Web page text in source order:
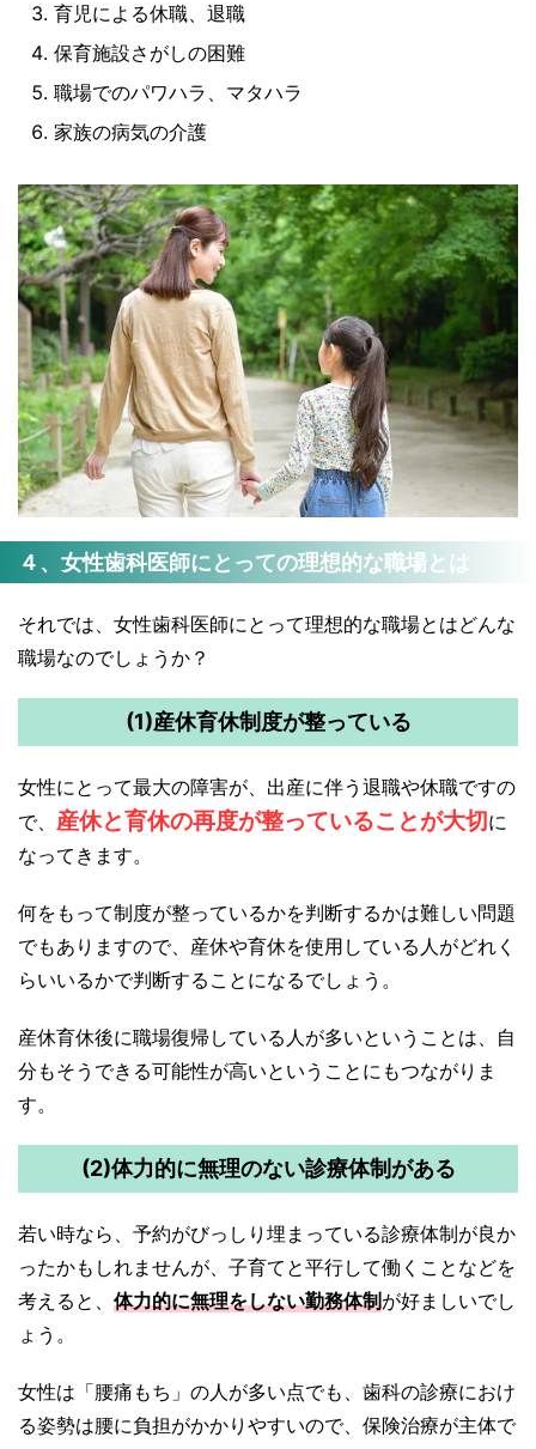
育児による休職、退職
保育施設さがしの困難
職場でのパワハラ、マタハラ
家族の病気の介護
４、女性歯科医師にとっての理想的な職場とは
それでは、女性歯科医師にとって理想的な職場とはどんな
職場なのでしょうか？
(1)産休育休制度が整っている
女性にとって最大の障害が、出産に伴う退職や休職ですの
で、 産休と育休の再度が整っていることが大切に
なってきます。
何をもって制度が整っているかを判断するかは難しい問題
でもありますので、産休や育休を使用している人がどれく
らいいるかで判断することになるでしょう。
産休育休後に職場復帰している人が多いということは、自
分もそうできる可能性が高いということにもつながりま
す。
(2)体力的に無理のない診療体制がある
若い時なら、予約がびっしり埋まっている診療体制が良か
ったかもしれませんが、子育てと平行して働くことなどを
考えると、 体力的に無理をしない勤務体制が好ましいでし
ょう。
女性は「腰痛もち」の人が多い点でも、歯科の診療におけ
る姿勢は腰に負担がかかりやすいので、保険治療が主体で